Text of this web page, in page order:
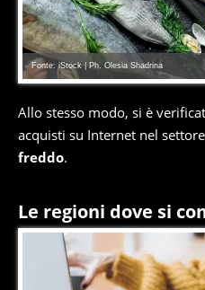
Fonte: iStock | Ph. Olesia Shadrina
Allo stesso modo, si è
acquisti su Internet nel settore
freddo.
Le regioni dove si